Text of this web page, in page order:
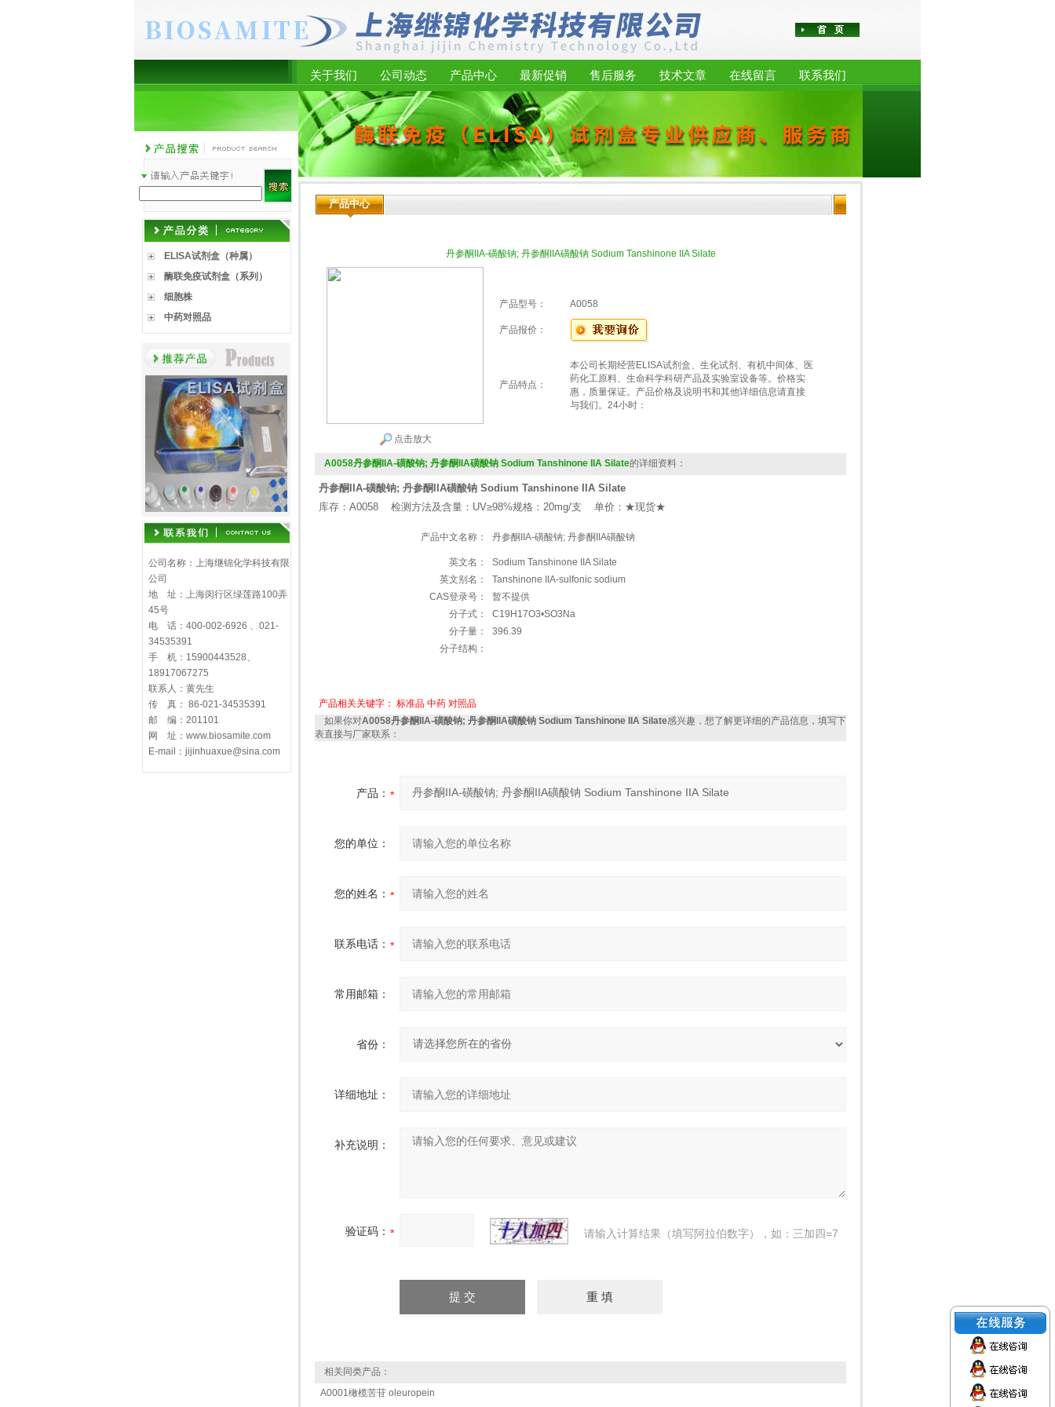
关于我们 公司动态 产品中心 最新促销 售后服务 技术文章 在线留言 联系我们
ELISA试剂盒（种属）
酶联免疫试剂盒（系列）
细胞株
中药对照品
公司名称：上海继锦化学科技有限
公司
地 址：上海闵行区绿莲路100弄
45号
电 话：400-002-6926 、021-
34535391
手 机：15900443528、
18917067275
联系人：黄先生
传 真： 86-021-34535391
邮 编：201101
网 址：www.biosamite.com
E-mail：jijinhuaxue@sina.com
产品中心
丹参酮IIA-磺酸钠; 丹参酮IIA磺酸钠 Sodium Tanshinone IIA Silate
点击放大
产品型号： A0058
产品报价：
产品特点：
本公司长期经营ELISA试剂盒、生化试剂、有机中间体、医
药化工原料、生命科学科研产品及实验室设备等。价格实
惠，质量保证。产品价格及说明书和其他详细信息请直接
与我们。24小时：
A0058丹参酮IIA-磺酸钠; 丹参酮IIA磺酸钠 Sodium Tanshinone IIA Silate的详细资料：
丹参酮IIA-磺酸钠; 丹参酮IIA磺酸钠 Sodium Tanshinone IIA Silate
库存：A0058 检测方法及含量：UV≥98%规格：20mg/支 单价：★现货★
产品中文名称： 丹参酮IIA-磺酸钠; 丹参酮IIA磺酸钠
英文名：
Sodium Tanshinone IIA Silate
英文别名：
Tanshinone IIA-sulfonic sodium
CAS登录号：
暂不提供
分子式：
C19H17O3•SO3Na
分子量：
396.39
分子结构：
产品相关关键字： 标准品 中药 对照品
如果你对A0058丹参酮IIA-磺酸钠; 丹参酮IIA磺酸钠 Sodium Tanshinone IIA Silate感兴趣，想了解更详细的产品信息，填写下
表直接与厂家联系：
产品：
您的单位：
您的姓名：
联系电话：
常用邮箱：
省份：
详细地址：
补充说明：
验证码： 请输入计算结果（填写阿拉伯数字），如：三加四=7
相关同类产品：
A0001橄榄苦苷 oleuropein